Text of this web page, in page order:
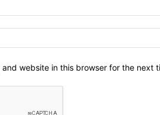
and website in this browser for the next